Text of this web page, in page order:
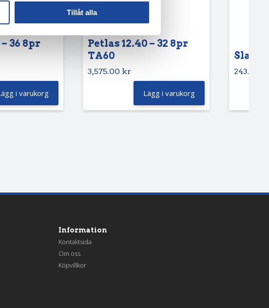
och annan information från din enhet
kan i sin tur kombinera informationen
Tillåt alla
36 8pr
i varukorg
Petlas 12.40 – 32 8pr
TA60
3,575.00 kr
Lägg i varukorg
Slang
243.75
Information
Kontaktsida
Om oss
Köpvillkor